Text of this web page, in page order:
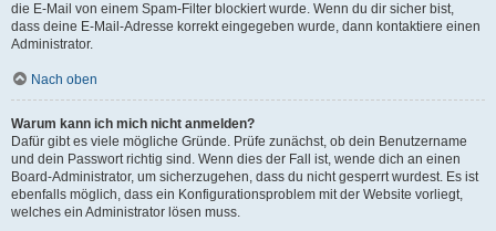
die E-Mail von einem Spam-Filter blockiert wurde. Wenn du dir sicher bist,
dass deine E-Mail-Adresse korrekt eingegeben wurde, dann kontaktiere einen
Administrator.
Nach oben
Warum kann ich mich nicht anmelden?
Dafür gibt es viele mögliche Gründe. Prüfe zunächst, ob dein Benutzername
und dein Passwort richtig sind. Wenn dies der Fall ist, wende dich an einen
Board-Administrator, um sicherzugehen, dass du nicht gesperrt wurdest. Es ist
ebenfalls möglich, dass ein Konfigurationsproblem mit der Website vorliegt,
welches ein Administrator lösen muss.